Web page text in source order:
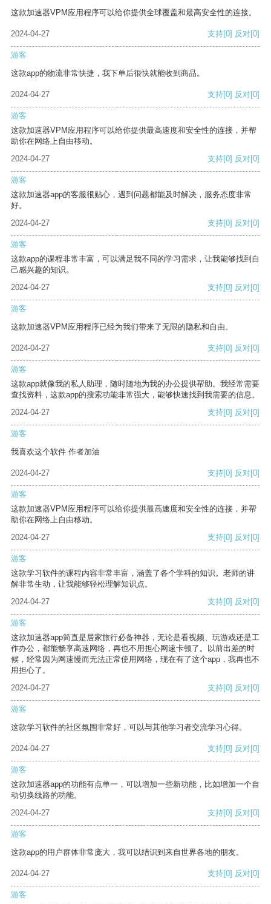
这款加速器VPM应用程序可以给你提供全球覆盖和最高安全性的连接。
2024-04-27 支持[0] 反对[0]
游客
这款app的物流非常快捷，我下单后很快就能收到商品。
2024-04-27 支持[0] 反对[0]
游客
这款加速器VPM应用程序可以给你提供最高速度和安全性的连接，并帮
助你在网络上自由移动。
2024-04-27
支持[0] 反对[0]
游客
这款加速器app的客服很贴心，遇到问题都能及时解决，服务态度非常
好。
2024-04-27
支持[0] 反对[0]
游客
这款app的课程非常丰富，可以满足我不同的学习需求，让我能够找到自
己感兴趣的知识。
2024-04-27
支持[0] 反对[0]
游客
这款加速器VPM应用程序已经为我们带来了无限的隐私和自由。
2024-04-27 支持[0] 反对[0]
游客
这款app就像我的私人助理，随时随地为我的办公提供帮助。我经常需要
查找资料，这款app的搜索功能非常强大，能够快速找到我需要的信息。
2024-04-27
支持[0] 反对[0]
游客
我喜欢这个软件 作者加油
2024-04-27 支持[0] 反对[0]
游客
这款加速器VPM应用程序可以给你提供最高速度和安全性的连接，并帮
助你在网络上自由移动。
2024-04-27
支持[0] 反对[0]
游客
这款学习软件的课程内容非常丰富，涵盖了各个学科的知识。老师的讲
解非常生动，让我能够轻松理解知识点。
2024-04-27
支持[0] 反对[0]
游客
这款加速器app简直是居家旅行必备神器，无论是看视频、玩游戏还是工
作办公，都能畅享高速网络，再也不用担心网速卡顿了。以前出差的时
候，经常因为网速慢而无法正常使用网络，现在有了这个app，我再也不
用担心了。
2024-04-27
支持[0] 反对[0]
游客
这款学习软件的社区氛围非常好，可以与其他学习者交流学习心得。
2024-04-27 支持[0] 反对[0]
游客
这款加速器app的功能有点单一，可以增加一些新功能，比如增加一个自
动切换线路的功能。
2024-04-27
支持[0] 反对[0]
游客
这款app的用户群体非常庞大，我可以结识到来自世界各地的朋友。
2024-04-27 支持[0] 反对[0]
游客